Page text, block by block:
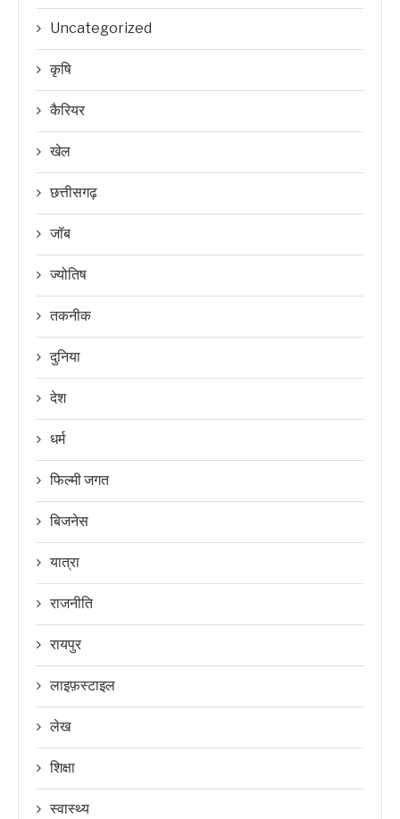
Uncategorized
कृषि
कैरियर
खेल
छत्तीसगढ़
जॉब
ज्योतिष
तकनीक
दुनिया
देश
धर्म
फिल्मी जगत
बिजनेस
यात्रा
राजनीति
रायपुर
लाइफ़स्टाइल
लेख
शिक्षा
स्वास्थ्य